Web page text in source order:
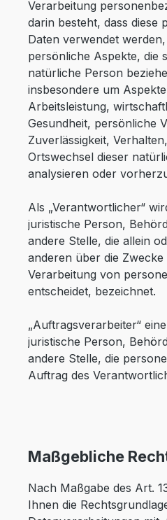
Verarbeitung
darin besteht, dass diese
Daten verwendet
persönliche Aspekte, die
natürliche Person
insbesondere um
Arbeitsleistung,
Gesundheit, persönliche
Zuverlässigkeit,
Ortswechsel dieser
analysieren oder
Als „Verantwortlicher“
juristische Person,
andere Stelle, die allein
anderen über die
Verarbeitung von
entscheidet, bezeichnet.
„Auftragsverarbeiter“
juristische Person,
andere Stelle, die
Auftrag des
Maßgebliche
Nach Maßgabe des Art.
Ihnen die